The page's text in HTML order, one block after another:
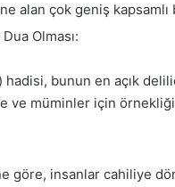
alan çok geniş kapsamlı
Olması:
bunun en açık
ve müminler için
göre, insanlar cahiliye